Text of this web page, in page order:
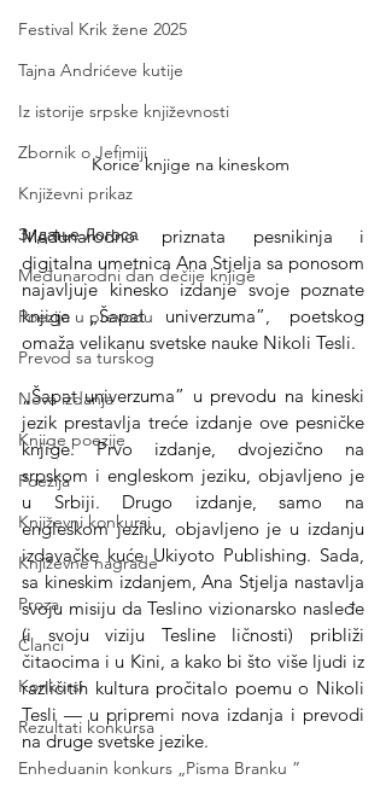
Festival Krik žene 2025
Tajna Andrićeve kutije
Iz istorije srpske književnosti
Zbornik o Jefimiji
Književni prikaz
Зидање Логоса
Međunarodni dan dečije knjige
Poezija u prevodu
Prevod sa turskog
Nova izdanja
Knjige poezije
Poezija
Književni konkursi
Književne nagrade
Proza
Članci
Konkursi
Rezultati konkursa
Enheduanin konkurs „Pisma Branku ”
Korice knjige na kineskom
Međunarodno priznata pesnikinja i
digitalna umetnica Ana Stjelja sa ponosom
najavljuje kinesko izdanje svoje poznate
knjige „Šapat univerzuma”, poetskog
omaža velikanu svetske nauke Nikoli Tesli.
„Šapat univerzuma” u prevodu na kineski
jezik prestavlja treće izdanje ove pesničke
knjige. Prvo izdanje, dvojezično na
srpskom i engleskom jeziku, objavljeno je
u Srbiji. Drugo izdanje, samo na
engleskom jeziku, objavljeno je u izdanju
izdavačke kuće Ukiyoto Publishing. Sada,
sa kineskim izdanjem, Ana Stjelja nastavlja
svoju misiju da Teslino vizionarsko nasleđe
(i svoju viziju Tesline ličnosti) približi
čitaocima i u Kini, a kako bi što više ljudi iz
različitih kultura pročitalo poemu o Nikoli
Tesli — u pripremi nova izdanja i prevodi
na druge svetske jezike.